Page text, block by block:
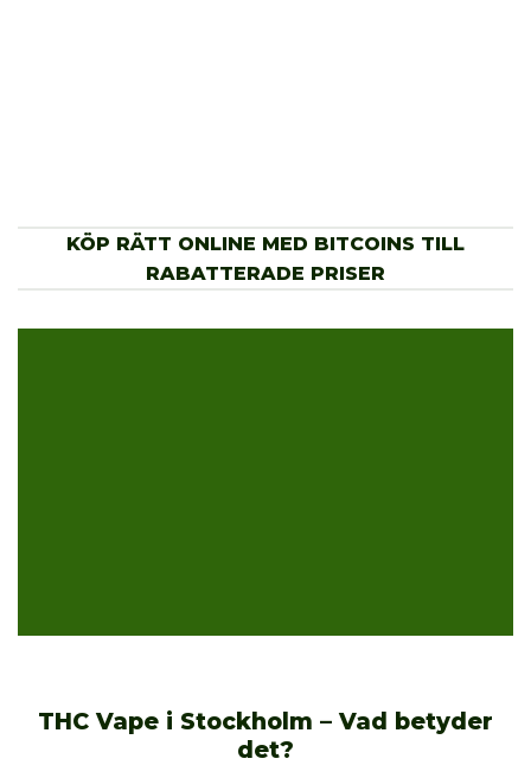
KÖP RÄTT ONLINE MED BITCOINS TILL
RABATTERADE PRISER
THC Vape i Stockholm – Vad betyder
det?